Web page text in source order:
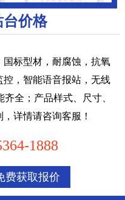
台价格
标型材，耐腐蚀，抗氧
，智能语音报站，无线
全；产品样式、尺寸、
详情请咨询客服！
1888
费获取报价